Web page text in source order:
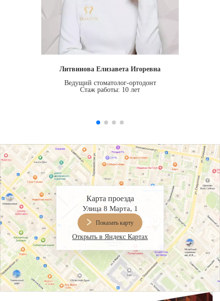
Литвинова Елизавета Игоревна
Ведущий стоматолог-ортодонт
Стаж работы: 10 лет
Карта проезда
Улица 8 Марта, 1
Показать карту
Открыть в Яндекс Картах